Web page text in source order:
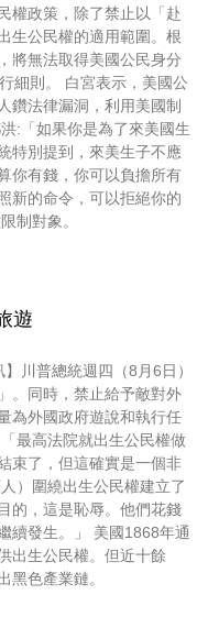
權政策，除了禁止以「赴
生公民權的適用範圍。根
將無法取得美國公民身分
細則。 白宮表示，美國公
鑽法律漏洞，利用美國制
:「如果你是為了來美國生
特別提到，來美生子不應
你有錢，你可以負擔所有
新的命令，可以拒絕你的
制對象。
遊
川普總統週四（8月6日）
。同時，禁止給予敵對外
為外國政府遊說和執行任
最高法院就出生公民權做
束了，但這確實是一個非
）圍繞出生公民權建立了
的，這是恥辱。他們花錢
續發生。」 美國1868年通
出生公民權。但近十餘
黑色產業鏈。